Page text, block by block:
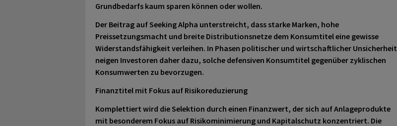
Grundbedarfs kaum sparen können oder wollen.
Der Beitrag auf Seeking Alpha unterstreicht, dass starke Marken, hohe
Preissetzungsmacht und breite Distributionsnetze dem Konsumtitel eine gewisse
Widerstandsfähigkeit verleihen. In Phasen politischer und wirtschaftlicher Unsicherheit
neigen Investoren daher dazu, solche defensiven Konsumtitel gegenüber zyklischen
Konsumwerten zu bevorzugen.
Finanztitel mit Fokus auf Risikoreduzierung
Komplettiert wird die Selektion durch einen Finanzwert, der sich auf Anlageprodukte
mit besonderem Fokus auf Risikominimierung und Kapitalschutz konzentriert. Die